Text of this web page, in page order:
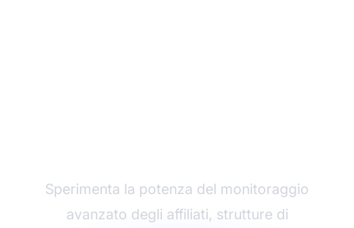
Sperimenta la potenza del monitoraggio
avanzato degli affiliati, strutture di